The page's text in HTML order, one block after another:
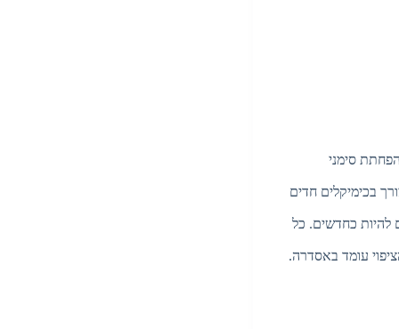
סימני
בכימיקלים חדים
להיות כחדשים. כל
עומד באסדרה.